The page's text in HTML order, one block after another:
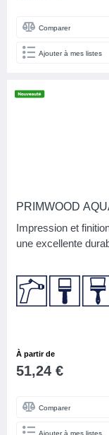
Comparer
Ajouter à mes listes
PRIMWOOD
Impression et
une excellente
À partir de
51,24 €
Comparer
Ajouter à mes listes